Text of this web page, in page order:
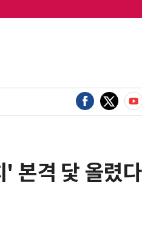
본격 닻 올렸다